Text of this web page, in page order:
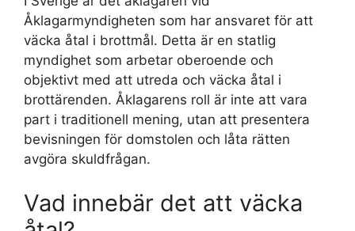
Åklagarmyndigheten som har ansvaret för att
väcka åtal i brottmål. Detta är en statlig
myndighet som arbetar oberoende och
objektivt med att utreda och väcka åtal i
brottärenden. Åklagarens roll är inte att vara
part i traditionell mening, utan att presentera
bevisningen för domstolen och låta rätten
avgöra skuldfrågan.
Vad innebär det att väcka